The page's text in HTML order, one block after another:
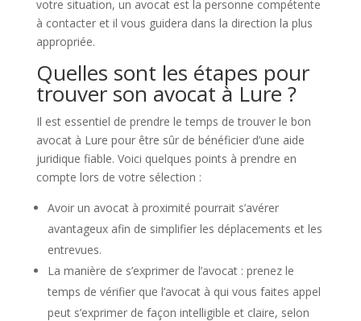
votre situation, un avocat est la personne compétente
à contacter et il vous guidera dans la direction la plus
appropriée.
Quelles sont les étapes pour
trouver son avocat à Lure ?
Il est essentiel de prendre le temps de trouver le bon
avocat à Lure pour être sûr de bénéficier d’une aide
juridique fiable. Voici quelques points à prendre en
compte lors de votre sélection :
Avoir un avocat à proximité pourrait s’avérer
avantageux afin de simplifier les déplacements et les
entrevues.
La manière de s’exprimer de l’avocat : prenez le
temps de vérifier que l’avocat à qui vous faites appel
peut s’exprimer de façon intelligible et claire, selon